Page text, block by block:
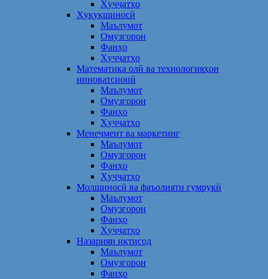
Ҳуҷҷатҳо
Ҳуқуқшиносӣ
Маълумот
Омузгорон
Фанҳо
Ҳуҷҷатҳо
Математика олӣ ва технологияҳои
инноватсионӣ
Маълумот
Омузгорон
Фанҳо
Ҳуҷҷатҳо
Менеҷмент ва маркетинг
Маълумот
Омузгорон
Фанҳо
Ҳуҷҷатҳо
Молшиносӣ ва фаъолияти гумрукӣ
Маълумот
Омузгорон
Фанҳо
Ҳуҷҷатҳо
Назарияи иқтисод
Маълумот
Омузгорон
Фанҳо